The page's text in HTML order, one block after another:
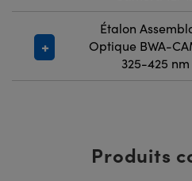
Étalon
Optique BWA-
325-425 nm
Produits